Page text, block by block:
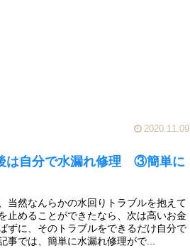
2020.11.09
は自分で水漏れ修理 ③簡単に
当然なんらかの水回りトラブルを抱えて
止めることができたなら、次は高いお金
ずに、そのトラブルをできるだけ自分で
事では、簡単に水漏れ修理がで...